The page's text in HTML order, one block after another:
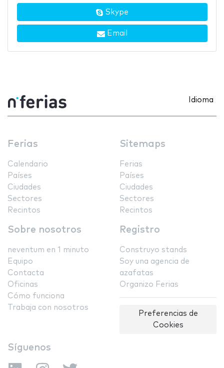
Skype
Email
Idioma
Ferias
Calendario
Países
Ciudades
Sectores
Recintos
Sitemaps
Ferias
Países
Ciudades
Sectores
Recintos
Sobre nosotros
neventum en 1 minuto
Equipo
Contacta
Oficinas
Cómo funciona
Trabaja con nosotros
Registro
Construyo stands
Soy una agencia de
azafatas
Organizo Ferias
Preferencias de
Cookies
Síguenos